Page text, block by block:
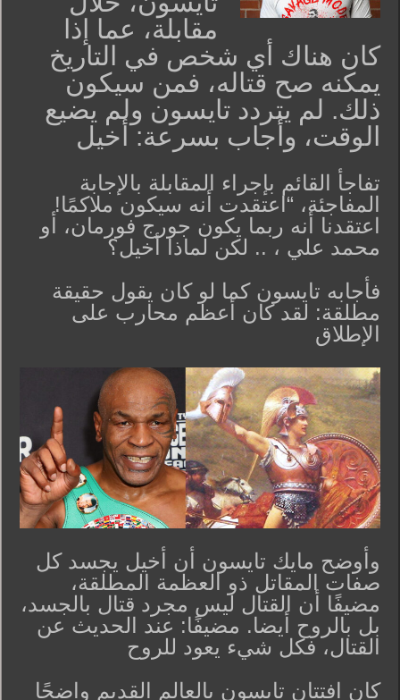
مقابلة، عما إذا
كان هناك أي شخص في التاريخ
يمكنه صح قتاله، فمن سيكون
ذلك. لم يتردد تايسون ولم يضيع
الوقت، وأجاب بسرعة: أخيل
تفاجأ القائم بإجراء المقابلة بالإجابة
المفاجئة، “اعتقدت أنه سيكون ملاكمًا!
اعتقدنا أنه ربما يكون جورج فورمان، أو
محمد علي ، .. لكن لماذا أخيل؟
فأجابه تايسون كما لو كان يقول حقيقة
مطلقة: لقد كان أعظم محارب على
الإطلاق
وأوضح مايك تايسون أن أخيل يجسد كل
صفات المقاتل ذو العظمة المطلقة،
مضيفًا أن القتال ليس مجرد قتال بالجسد،
بل بالروح أيضا. مضيفًا: عند الحديث عن
القتال، فكل شيء يعود للروح
كان افتتان تايسون بالعالم القديم واضحًا